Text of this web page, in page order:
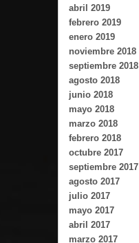
abril 2019
febrero 2019
enero 2019
noviembre 2018
septiembre 2018
agosto 2018
junio 2018
mayo 2018
marzo 2018
febrero 2018
octubre 2017
septiembre 2017
agosto 2017
julio 2017
mayo 2017
abril 2017
marzo 2017